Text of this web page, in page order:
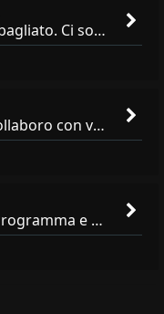
Chiudi tutto e parti tranquillo? Sbagliato. Ci sono 3 comportamenti che dicono ai ladri &quot;sono via per due settimane
In realtà, io sono del settore e collaboro con vari negozi, ti possono dire che sono tutti brand abbastanza simili come
Marca e modello lavastoviglie? Programma e Deterisvo utilizzato ? Decalcificatore è regolato in in base alla durezza